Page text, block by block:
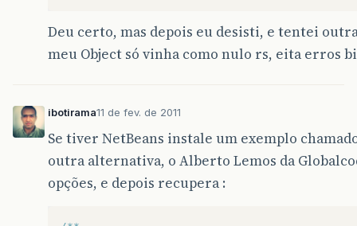
CentroCusto (
return
cc.getCodigo();
}
Deu certo, mas depois eu desisti, e tentei
meu Object só vinha como nulo rs, eita erros
ibotirama11 de fev. de 2011
Se tiver NetBeans instale um exemplo
outra alternativa, o Alberto Lemos da
opções, e depois recupera :